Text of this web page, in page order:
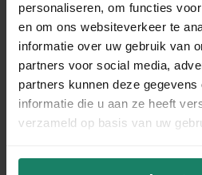
personaliseren, om functies
en om ons websiteverkeer te
informatie over uw gebruik van
partners voor social media,
partners kunnen deze
informatie die u aan ze heeft
verzameld op basis van uw